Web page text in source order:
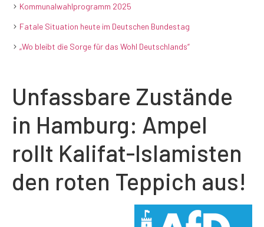
Kommunalwahlprogramm 2025
Fatale Situation heute im Deutschen Bundestag
„Wo bleibt die Sorge für das Wohl Deutschlands“
Unfassbare Zustände
in Hamburg: Ampel
rollt Kalifat-Islamisten
den roten Teppich aus!